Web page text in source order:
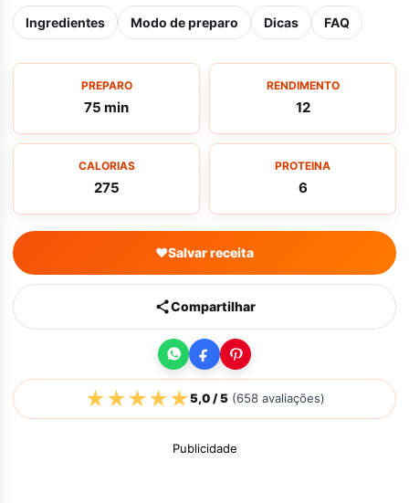
Ingredientes Modo de preparo Dicas FAQ
PREPARO
75 min
RENDIMENTO
12
CALORIAS
275
PROTEINA
6
♥Salvar receita
Compartilhar
★★★★★5,0/ 5(658avaliações)
Publicidade